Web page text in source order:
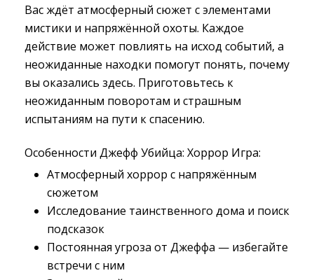
Вас ждёт атмосферный сюжет с элементами
мистики и напряжённой охоты. Каждое
действие может повлиять на исход событий, а
неожиданные находки помогут понять, почему
вы оказались здесь. Приготовьтесь к
неожиданным поворотам и страшным
испытаниям на пути к спасению.
Особенности Джефф Убийца: Хоррор Игра:
Атмосферный хоррор с напряжённым
сюжетом
Исследование таинственного дома и поиск
подсказок
Постоянная угроза от Джеффа — избегайте
встречи с ним